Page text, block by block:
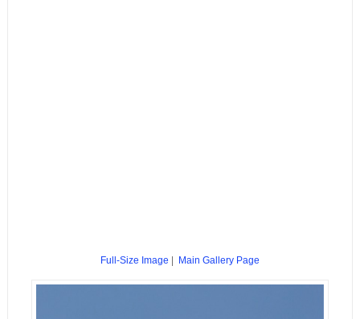
Full-Size Image Main Gallery Page